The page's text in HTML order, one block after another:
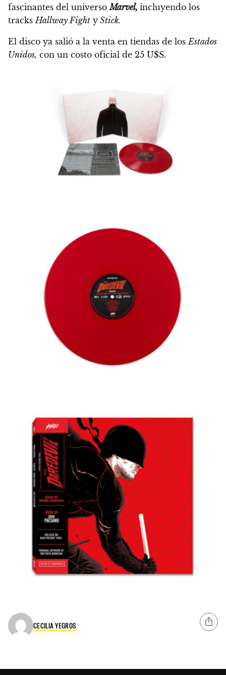
fascinantes del universoMarvel, incluyendo los
tracksHallway Fight y Stick.
El disco ya salió a la venta en tiendas de losEstados
Unidos, con un costo oficial de 25 U$S.
CECILIA YEGROS